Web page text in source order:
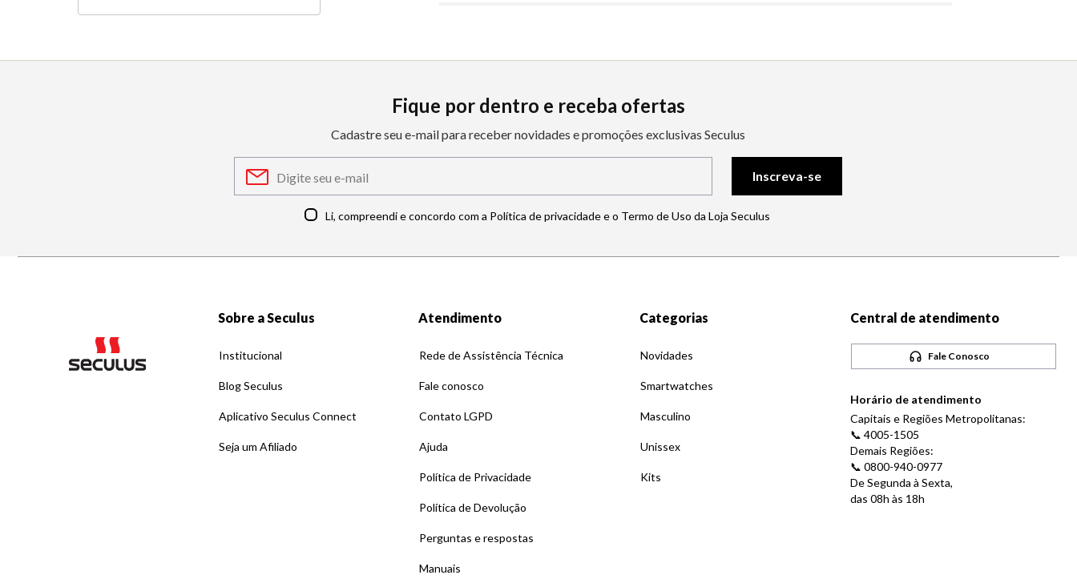
Fique por dentro e receba ofertas
Cadastre seu e-mail para receber novidades e promoções exclusivas Seculus
Inscreva-se
Li, compreendi e concordo com a Política de privacidade e o Termo de Uso da Loja Seculus
Sobre a Seculus
Institucional
Blog Seculus
Aplicativo Seculus Connect
Seja um Afiliado
Atendimento
Rede de Assistência Técnica
Fale conosco
Contato LGPD
Ajuda
Política de Privacidade
Política de Devolução
Perguntas e respostas
Manuais
Categorias
Novidades
Smartwatches
Masculino
Unissex
Kits
Central de atendimento
Fale Conosco
Horário de atendimento
Capitais e Regiões Metropolitanas:
📞 4005-1505
Demais Regiões:
📞 0800-940-0977
De Segunda à Sexta,
das 08h às 18h